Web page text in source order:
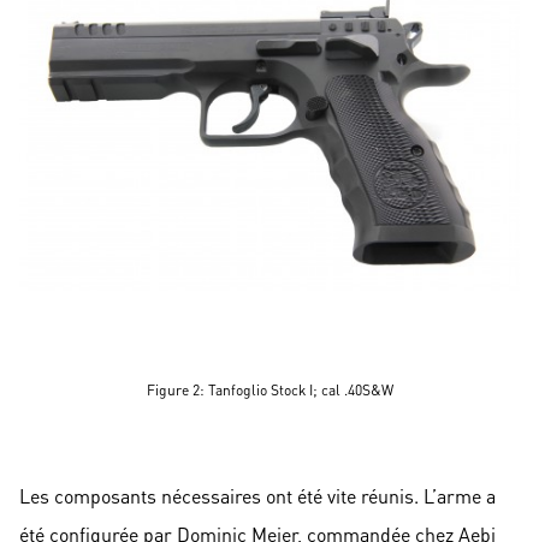
Figure 2: Tanfoglio Stock I; cal .40S&W
Les composants nécessaires ont été vite réunis. L’arme a
été configurée par Dominic Meier, commandée chez Aebi